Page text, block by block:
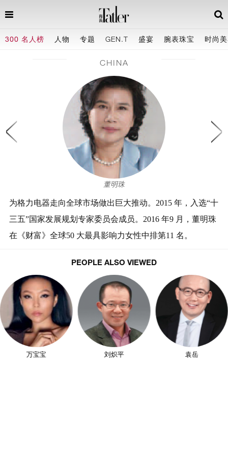
300 名人榜 人物 专题 GEN.T 盛宴 腕表珠宝 时尚
CHINA
董明珠
为格力电器走向全球市场做出巨大推动。2015 年，入选“十
三五”国家发展规划专家委员会成员。2016 年9 月，董明珠
在《财富》全球50 大最具影响力女性中排第11 名。
PEOPLE ALSO VIEWED
万宝宝 刘炽平 袁岳